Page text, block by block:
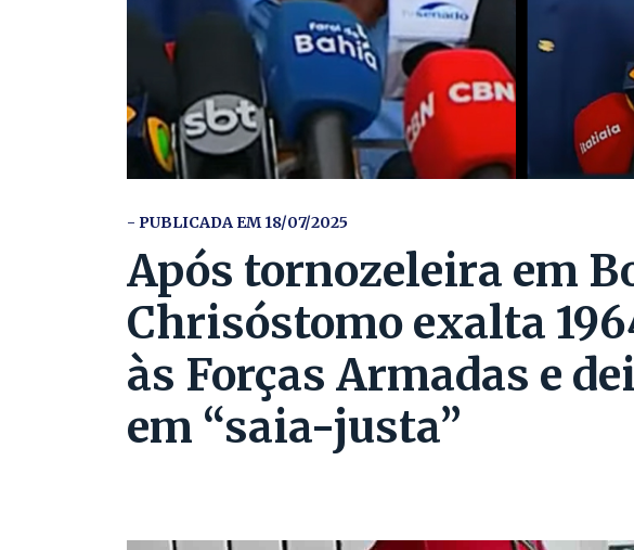
- PUBLICADA EM 18/07/2025
Após tornozeleira em
Chrisóstomo exalta
às Forças Armadas e
em “saia-justa”